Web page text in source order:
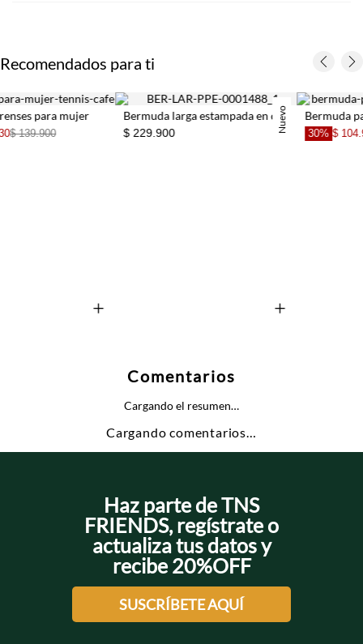
Recomendados para ti
Nuevo
Bermuda larga estampada en denim para mujer
$ 229.900
Bermuda para mujer de denim azul
$ 149.900
Comentarios
Cargando el resumen…
Cargando comentarios…
Haz parte de TNS
FRIENDS, regístrate o
actualiza tus datos y
recibe 20%OFF
SUSCRÍBETE AQUÍ